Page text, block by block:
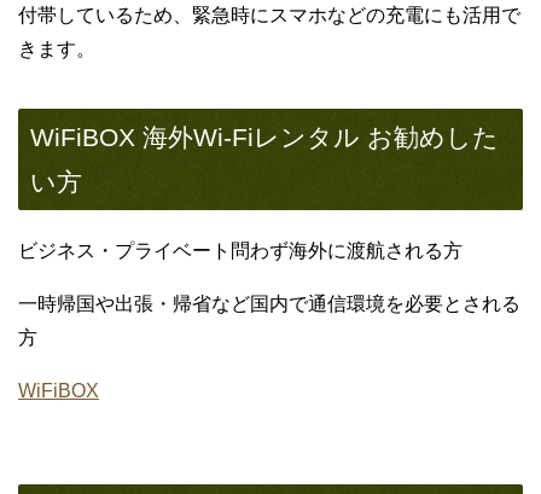
付帯しているため、緊急時にスマホなどの充電にも活用で
きます。
WiFiBOX 海外Wi-Fiレンタル お勧めした
い方
ビジネス・プライベート問わず海外に渡航される方
一時帰国や出張・帰省など国内で通信環境を必要とされる
方
WiFiBOX